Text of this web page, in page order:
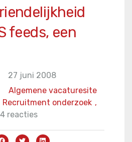
feeds, een
27 juni 2008
Algemene vacaturesite
Recruitment onderzoek ,
4 reacties